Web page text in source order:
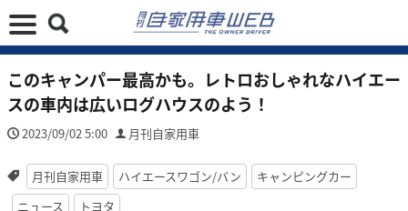
このキャンパー最高かも。レトロおしゃれなハイエー
スの車内は広いログハウスのよう！
2023/09/02 5:00 月刊自家用車
月刊自家用車 ハイエースワゴン/バン
キャンピングカー
ニュース
トヨタ